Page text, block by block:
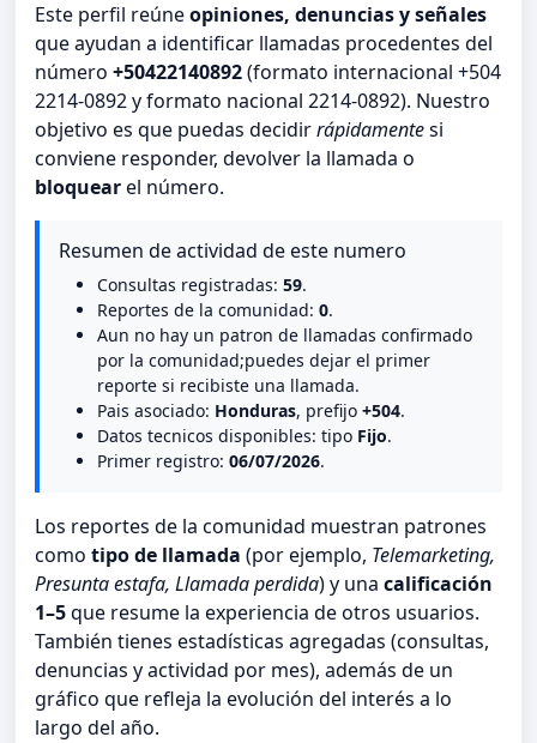
Este perfil reúneopiniones, denuncias y señales
que ayudan a identificar llamadas procedentes del
número +50422140892(formato internacional +504
2214-0892 y formato nacional 2214-0892). Nuestro
objetivo es que puedas decidirrápidamentesi
conviene responder, devolver la llamada o
bloquearel número.
Resumen de actividad de este numero
Consultas registradas: 59.
Reportes de la comunidad: 0.
Aun no hay un patron de llamadas confirmado
por la comunidad;puedes dejar el primer
reporte si recibiste una llamada.
Pais asociado: Honduras, prefijo +504.
Datos tecnicos disponibles: tipo Fijo.
Primer registro: 06/07/2026.
Los reportes de la comunidad muestran patrones
como tipo de llamada (por ejemplo, Telemarketing,
Presunta estafa, Llamada perdida) y una calificación
1–5que resume la experiencia de otros usuarios.
También tienes estadísticas agregadas (consultas,
denuncias y actividad por mes), además de un
gráfico que refleja la evolución del interés a lo
largo del año.